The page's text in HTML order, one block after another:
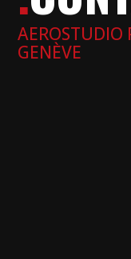
AEROSTUDIO
GENÈVE